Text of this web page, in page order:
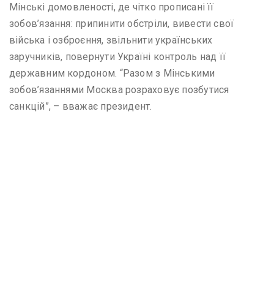
Мінські домовленості, де чітко прописані її
зобов’язання: припинити обстріли, вивести свої
війська і озброєння, звільнити українських
заручників, повернути Україні контроль над її
державним кордоном. “Разом з Мінськими
зобов’язаннями Москва розраховує позбутися
санкцій”, – вважає президент.